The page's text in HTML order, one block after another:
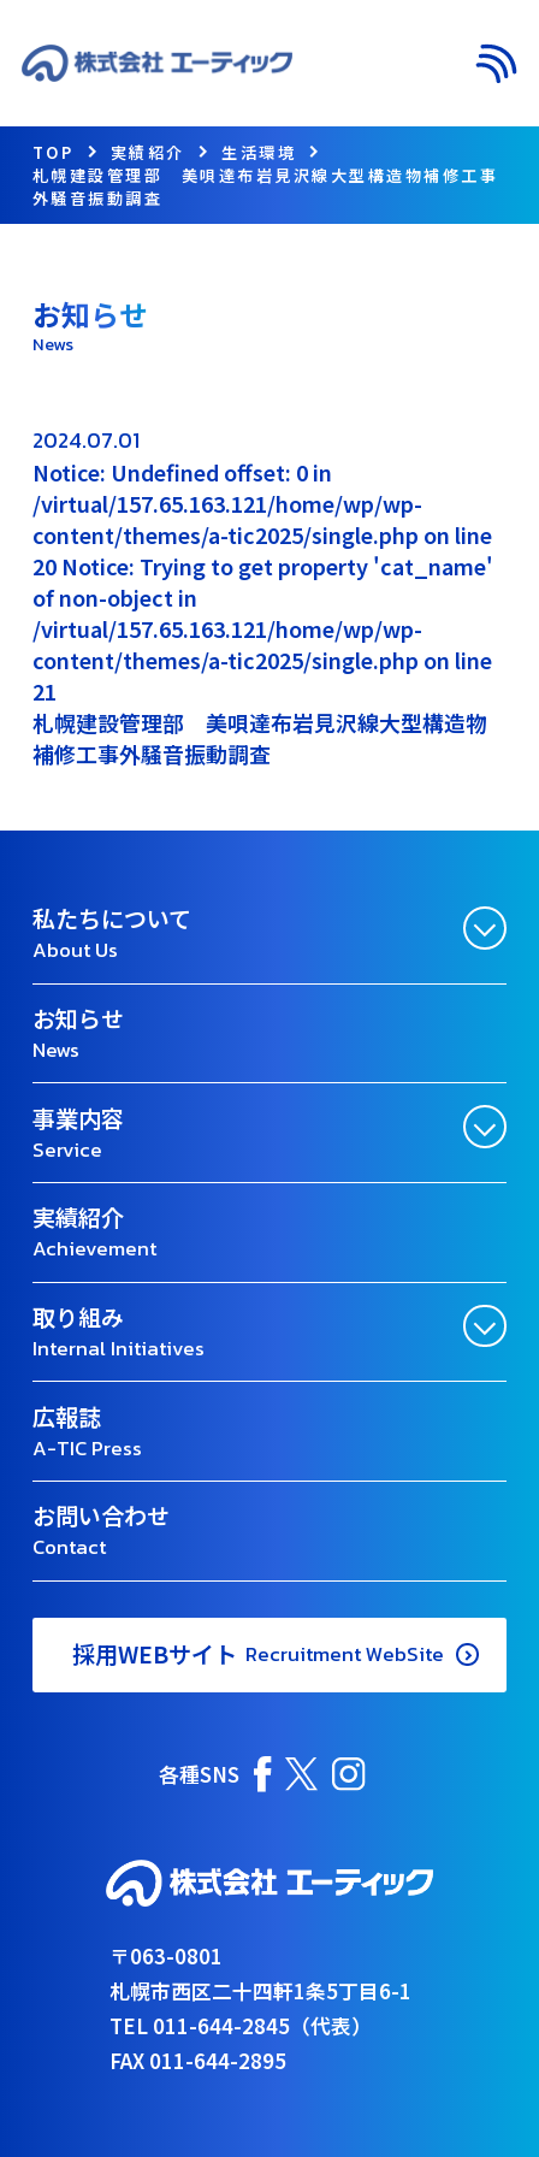
TOP 実績紹介
生活環境
札幌建設管理部 美唄達布岩見沢線大型構造物補修工事
外騒音振動調査
お知らせ
News
2024.07.01
Notice: Undefined offset: 0 in
/virtual/157.65.163.121/home/wp/wp-
content/themes/a-tic2025/single.php on line
20 Notice: Trying to get property 'cat_name'
of non-object in
/virtual/157.65.163.121/home/wp/wp-
content/themes/a-tic2025/single.php on line
21
札幌建設管理部 美唄達布岩見沢線大型構造物
補修工事外騒音振動調査
私たちについて
About Us
お知らせ
News
事業内容
Service
実績紹介
Achievement
取り組み
Internal Initiatives
広報誌
A-TIC Press
お問い合わせ
Contact
採用WEBサイト Recruitment WebSite
各種SNS
〒063-0801
札幌市西区二十四軒1条5丁目6-1
TEL 011-644-2845（代表）
FAX 011-644-2895